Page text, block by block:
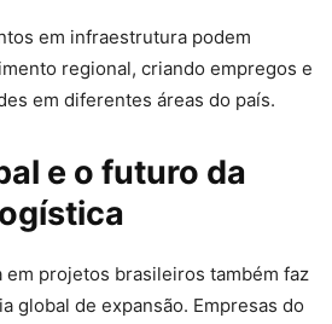
em infraestrutura podem
regional, criando empregos e
em diferentes áreas do país.
e o futuro da
em projetos brasileiros também faz
global de expansão. Empresas do